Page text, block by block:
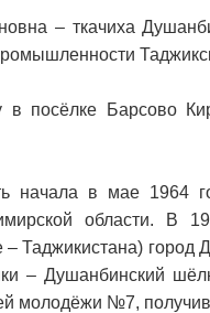
– ткачиха
посёлке Барсово
начала в мае 1964
области. В
Таджикистана) город
– Душанбинский
молодёжи №7,